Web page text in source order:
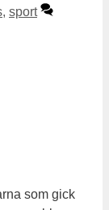
, sport
som gick